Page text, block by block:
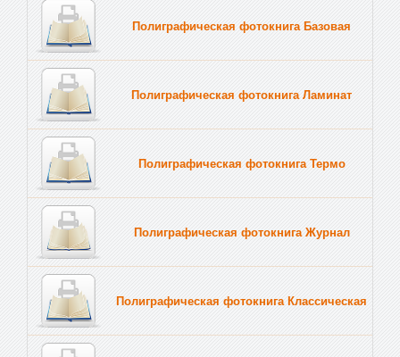
Полиграфическая фотокнига Базовая
Полиграфическая фотокнига Ламинат
Полиграфическая фотокнига Термо
Полиграфическая фотокнига Журнал
Полиграфическая фотокнига Классическая